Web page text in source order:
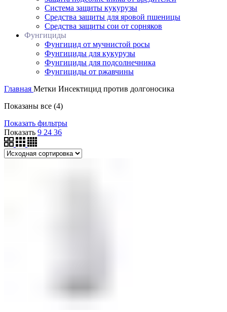
Система защиты кукурузы
Средства защиты для яровой пшеницы
Средства защиты сои от сорняков
Фунгициды
Фунгицид от мучнистой росы
Фунгициды для кукурузы
Фунгициды для подсолнечника
Фунгициды от ржавчины
Главная Метки Инсектицид против долгоносика
Показаны все (4)
Показать фильтры
Показать 9 24 36